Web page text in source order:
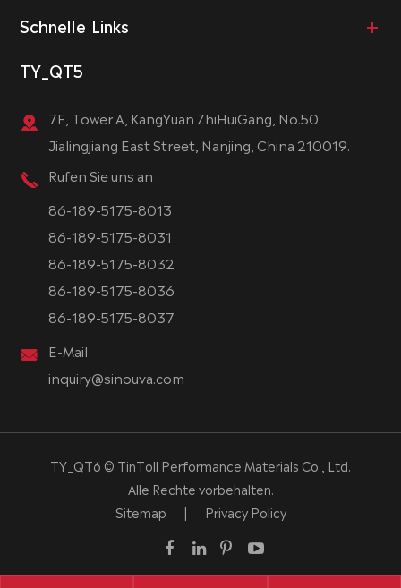
Schnelle Links
TY_QT5
7F, Tower A, KangYuan ZhiHuiGang, No.50
Jialingjiang East Street, Nanjing, China 210019.
Rufen Sie uns an
86-189-5175-8013
86-189-5175-8031
86-189-5175-8032
86-189-5175-8036
86-189-5175-8037
E-Mail
inquiry@sinouva.com
TY_QT6 © TinToll Performance Materials Co., Ltd.
Alle Rechte vorbehalten.
Sitemap
| Privacy Policy